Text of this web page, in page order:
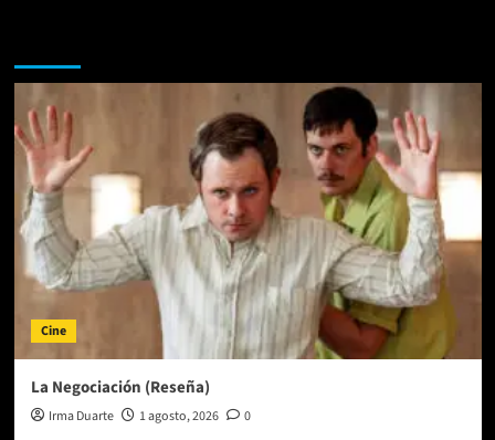
Saga
Winx
Cine
La Negociación (Reseña)
Irma Duarte 1 agosto, 2026 0